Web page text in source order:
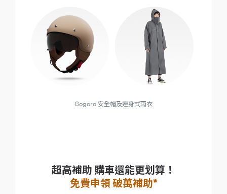
Gogoro 安全帽及連身式雨衣
超高補助 購車還能更划算！
免費申領 破萬補助*